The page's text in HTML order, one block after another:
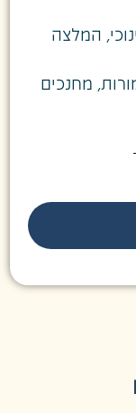
המלצה
, מחנכים